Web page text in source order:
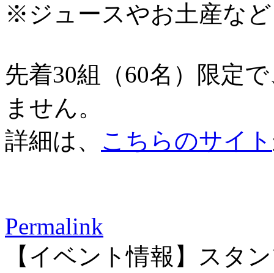
※ジュースやお土産な
先着30組（60名）限定
ません。
詳細は、 こちらのサイト
Permalink
【イベント情報】スタ